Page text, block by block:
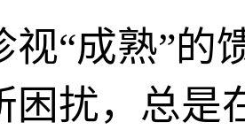
视“成熟”的
困扰，总是